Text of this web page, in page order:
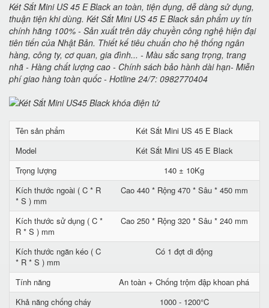
Két Sắt Mini US 45 E Black an toàn, tiện dụng, dễ dàng sử dụng,
thuận tiện khi dùng. Két Sắt Mini US 45 E Black sản phẩm uy tín
chính hãng 100% - Sản xuất trên dây chuyền công nghệ hiện đại
tiên tiến của Nhật Bản. Thiết kế tiêu chuẩn cho hệ thống ngân
hàng, công ty, cơ quan, gia đình... - Màu sắc sang trọng, trang
nhã - Hàng chất lượng cao - Chính sách bảo hành dài hạn- Miễn
phí giao hàng toàn quốc - Hotline 24/7: 0982770404
Tên sản phẩm
Két Sắt Mini US 45 E Black
Model
Két Sắt Mini US 45 E Black
Trọng lượng
140 ± 10Kg
Kích thước ngoài ( C * R
* S ) mm
Cao 440 * Rộng 470 * Sâu * 450 mm
Kích thước sử dụng ( C *
R * S ) mm
Cao 250 * Rộng 320 * Sâu * 240 mm
Kích thước ngăn kéo ( C
* R * S ) mm
Có 1 đợt di động
Tính năng
An toàn + Chống trộm đập khoan phá
Khả năng chống cháy
1000 - 1200°C